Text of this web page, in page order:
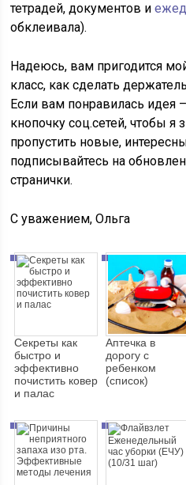
тетрадей, документов и
обклеивала).
Надеюсь, вам пригодится
класс, как сделать
Если вам понравилась идея
кнопочку соц.сетей, чтобы я
пропустить новые,
подписывайтесь на
странички.
С уважением, Ольга
Секреты как
быстро и
эффективно
почистить ковер
и палас
Аптечка в
дорогу с
ребенком
(список)